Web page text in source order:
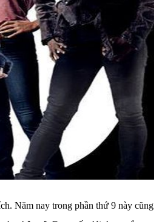
Năm nay trong phần thứ 9 này cũng